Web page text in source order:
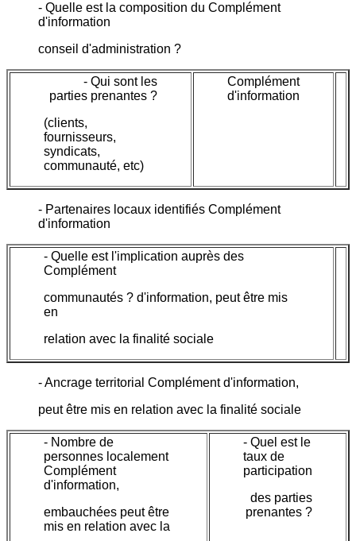
- Quelle est la composition du Complément
d'information
conseil d'administration ?
- Qui sont les
parties prenantes ?
(clients,
fournisseurs,
syndicats,
communauté, etc)
Complément
d'information
- Partenaires locaux identifiés Complément
d'information
- Quelle est l'implication auprès des
Complément
communautés ? d'information, peut être mis
en
relation avec la finalité sociale
- Ancrage territorial Complément d'information,
peut être mis en relation avec la finalité sociale
- Nombre de
personnes localement
Complément
d'information,
embauchées peut être
mis en relation avec la
- Quel est le
taux de
participation
des parties
prenantes ?